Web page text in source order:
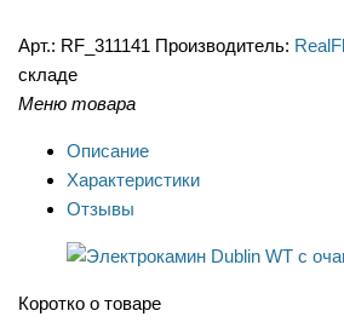
Арт.: RF_311141 Производитель:
складе
Меню товара
Описание
Характеристики
Отзывы
Коротко о товаре